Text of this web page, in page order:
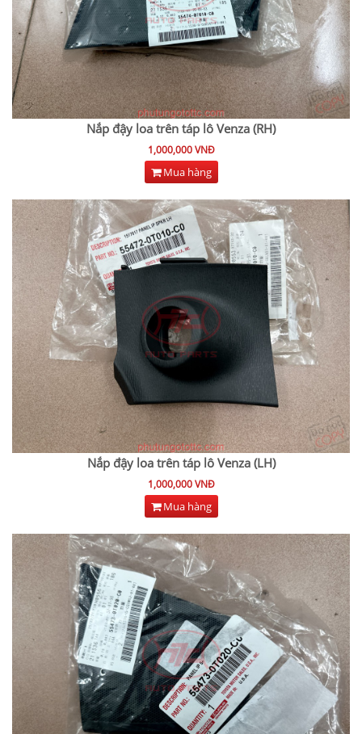
Nắp đậy loa trên táp lô Venza (RH)
1,000,000 VNĐ
Mua hàng
Nắp đậy loa trên táp lô Venza (LH)
1,000,000 VNĐ
Mua hàng